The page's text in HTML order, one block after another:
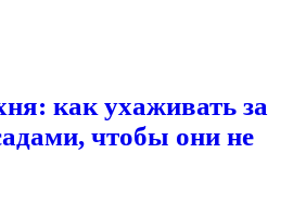
как ухаживать за
чтобы они не